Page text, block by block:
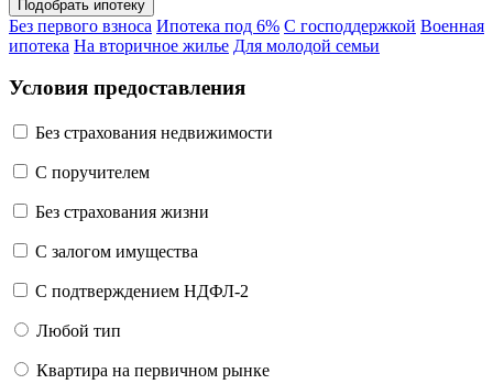
Без первого взноса Ипотека под 6% С господдержкой Военная
ипотека На вторичное жилье Для молодой семьи
Условия предоставления
Без страхования недвижимости
C поручителем
Без страхования жизни
С залогом имущества
С подтверждением НДФЛ-2
Любой тип
Квартира на первичном рынке